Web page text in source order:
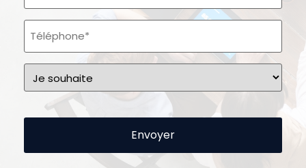
Téléphone
(Nécessaire)
Je
souhaite
(Nécessaire)
Recaptcha